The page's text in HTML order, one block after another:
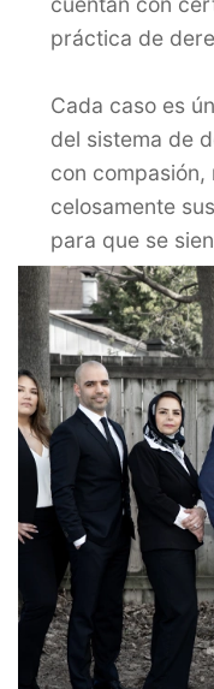
práctica de
Cada caso es
del sistema de
con
celosamente
para que se
decisiones
separación y
simple que
derecho
de su vida y